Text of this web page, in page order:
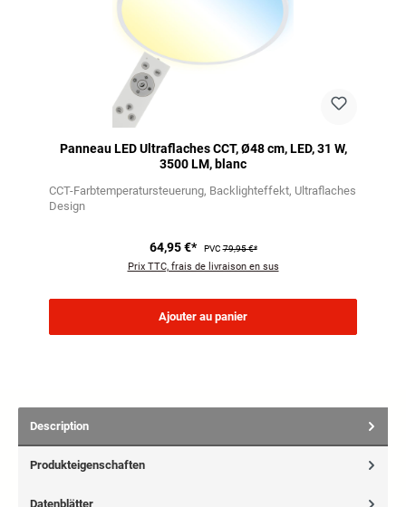
Panneau LED Ultraflaches CCT, Ø48 cm, LED, 31 W,
3500 LM, blanc
CCT-Farbtemperatursteuerung Backlighteffekt Ultraflaches
Design
64,95 €* PVC79,95 €*
Prix TTC, frais de livraison en sus
Ajouter au panier
Description
Produkteigenschaften
Datenblätter